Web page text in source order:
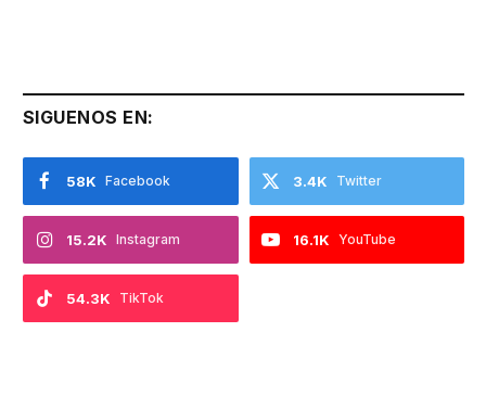
SIGUENOS EN:
Facebook
58K Twitter
3.4K
Instagram
15.2K YouTube
16.1K
TikTok
54.3K